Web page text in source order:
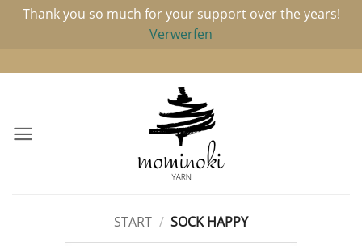
Thank you so much for your support over the years!
Verwerfen
Inhalt
START / SOCK HAPPY